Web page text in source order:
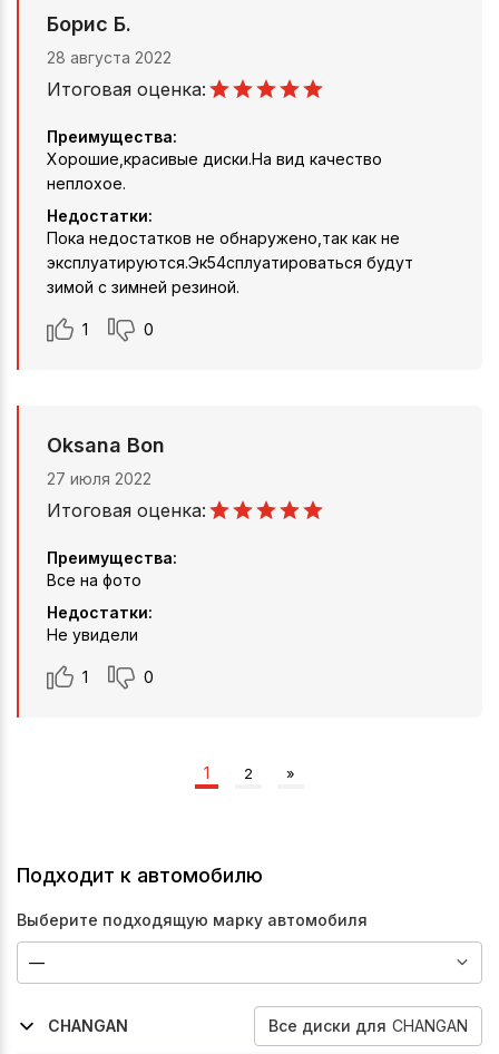
Борис Б.
28 августа 2022
Итоговая оценка:
Преимущества:
Хорошие,красивые диски.На вид качество
неплохое.
Недостатки:
Пока недостатков не обнаружено,так как не
эксплуатируются.Эк54сплуатироваться будут
зимой с зимней резиной.
1 0
Oksana Bon
27 июля 2022
Итоговая оценка:
Преимущества:
Все на фото
Недостатки:
Не увидели
1 0
1 2 »
Подходит к автомобилю
Выберите подходящую марку автомобиля
CHANGAN Все диски для CHANGAN